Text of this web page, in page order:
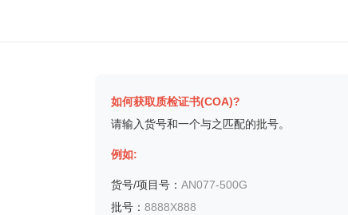
如何获取质检证书(COA)?
请输入货号和一个与之匹配的批号。
例如:
货号/项目号：AN077-500G
批号：8888X888